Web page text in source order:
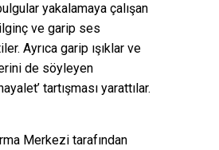
yakalamaya çalışan
ve garip ses
Ayrıca garip ışıklar ve
de söyleyen
tartışması yarattılar.
Merkezi tarafından